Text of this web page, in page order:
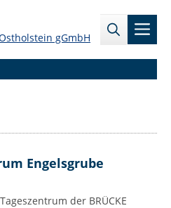
→
Zur
Zum
Engelsgrube
der BRÜCKE